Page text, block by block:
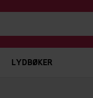
LYDBØKER